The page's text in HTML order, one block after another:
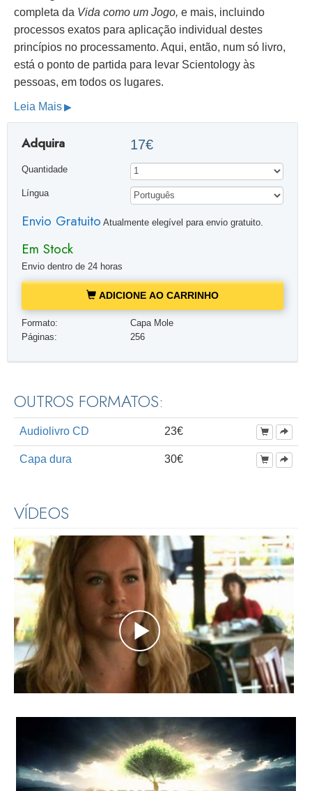
completa da Vida como um Jogo, e mais, incluindo
processos exatos para aplicação individual destes
princípios no processamento. Aqui, então, num só livro,
está o ponto de partida para levar Scientology às
pessoas, em todos os lugares.
Leia Mais
Adquira 17€
Quantidade
Língua
Envio Gratuito Atualmente elegível para envio gratuito.
Em Stock
Envio dentro de 24 horas
ADICIONE AO CARRINHO
Formato:
Capa Mole
Páginas:
256
OUTROS FORMATOS:
Audiolivro CD 23€
Capa dura 30€
VÍDEOS